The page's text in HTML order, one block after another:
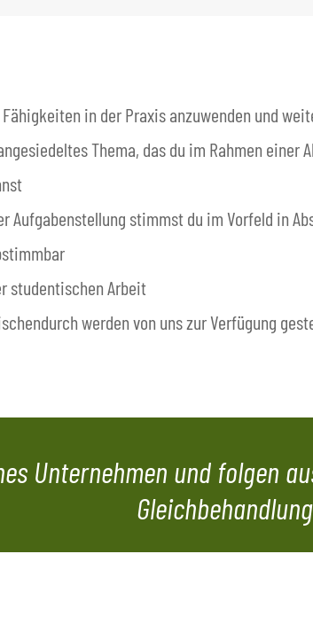
in der Praxis anzuwenden und
Thema, das du im Rahmen
Aufgabenstellung stimmst du im Vorfeld in
studentischen Arbeit
werden von uns zur Verfügung
Unternehmen und folgen